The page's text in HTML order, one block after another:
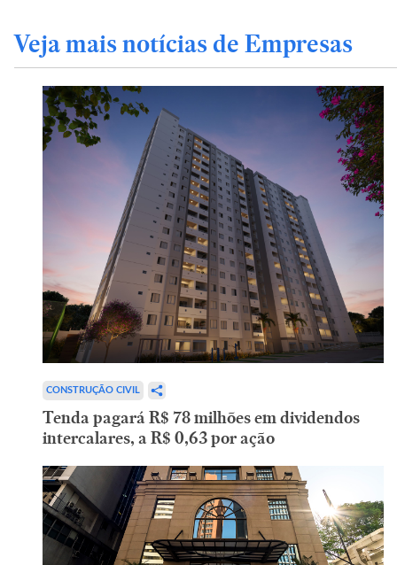
Veja mais notícias de Empresas
CONSTRUÇÃO CIVIL
Tenda pagará R$ 78 milhões em dividendos
intercalares, a R$ 0,63 por ação